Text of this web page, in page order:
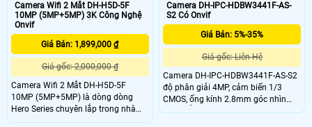
Camera Wifi 2 Mắt DH-H5D-5F
10MP (5MP+5MP) 3K Công Nghệ
Onvif
Giá Bán: 1,899,000 ₫
Giá gốc: 2,000,000 ₫
Camera Wifi 2 Mắt DH-H5D-5F
10MP (5MP+5MP) là dòng dòng
Hero Series chuyên lắp trong nhà
với khả năng giám sát hình ảnh
Camera DH-IPC-HDBW3441F-AS-
S2 Có Onvif
Giá Bán: 5%-35%
Giá gốc: Liên Hệ
Camera DH-IPC-HDBW3441F-AS-S2
độ phân giải 4MP, cảm biến 1/3
CMOS, ống kính 2.8mm góc nhìn
102°, hỗ trợ Starlight, WDR 120dB,